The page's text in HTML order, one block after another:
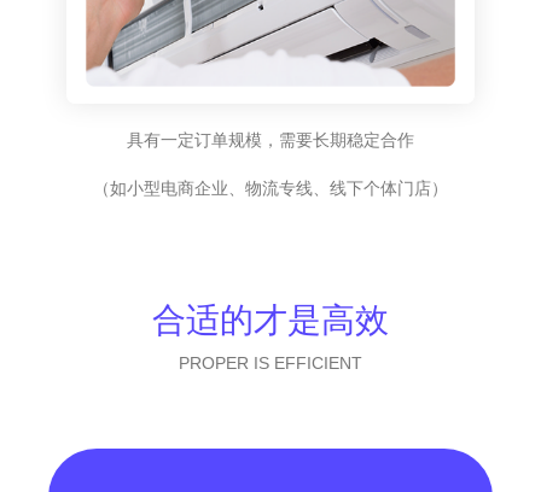
具有一定订单规模，需要长期稳定合作
（如小型电商企业、物流专线、线下个体门店）
合适的才是高效
PROPER IS EFFICIENT